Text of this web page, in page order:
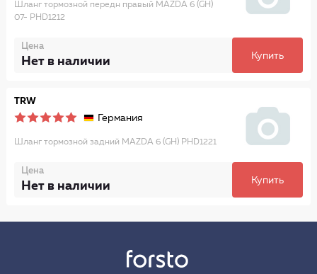
Шланг тормозной передн правый MAZDA 6 (GH)
07- PHD1212
Цена
Нет в наличии Купить
TRW
Германия
Шланг тормозной задний MAZDA 6 (GH) PHD1221
Цена
Нет в наличии Купить